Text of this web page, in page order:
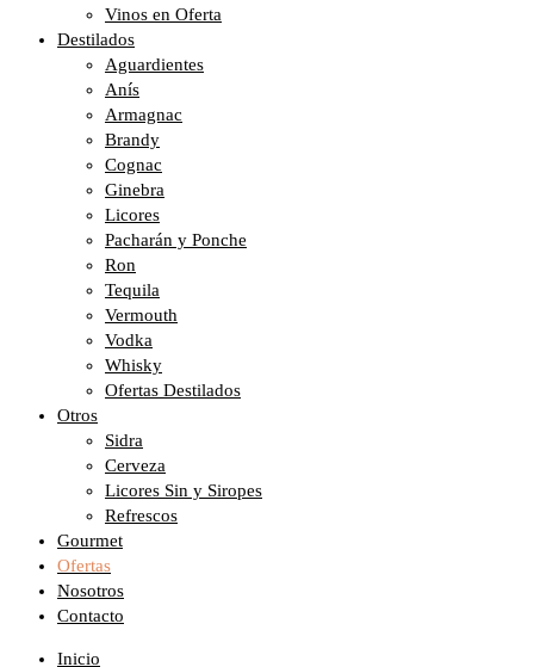
Vinos en Oferta
Destilados
Aguardientes
Anís
Armagnac
Brandy
Cognac
Ginebra
Licores
Pacharán y Ponche
Ron
Tequila
Vermouth
Vodka
Whisky
Ofertas Destilados
Otros
Sidra
Cerveza
Licores Sin y Siropes
Refrescos
Gourmet
Ofertas
Nosotros
Contacto
Inicio